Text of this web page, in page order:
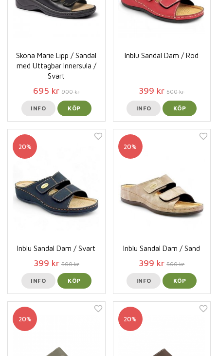
Sköna Marie Lipp / Sandal
med Uttagbar Innersula /
Svart
695 kr 900 kr
INFO KÖP
Inblu Sandal Dam / Röd
399 kr 500 kr
INFO KÖP
20%
Inblu Sandal Dam / Svart
399 kr 500 kr
INFO KÖP
20%
Inblu Sandal Dam / Sand
399 kr 500 kr
INFO KÖP
20% 20%